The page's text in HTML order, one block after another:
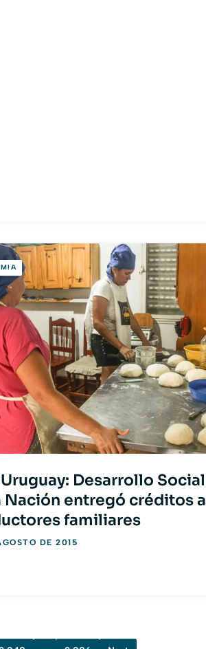
Desarrollo Social
Nación entregó créditos a
familiares
DE 2015